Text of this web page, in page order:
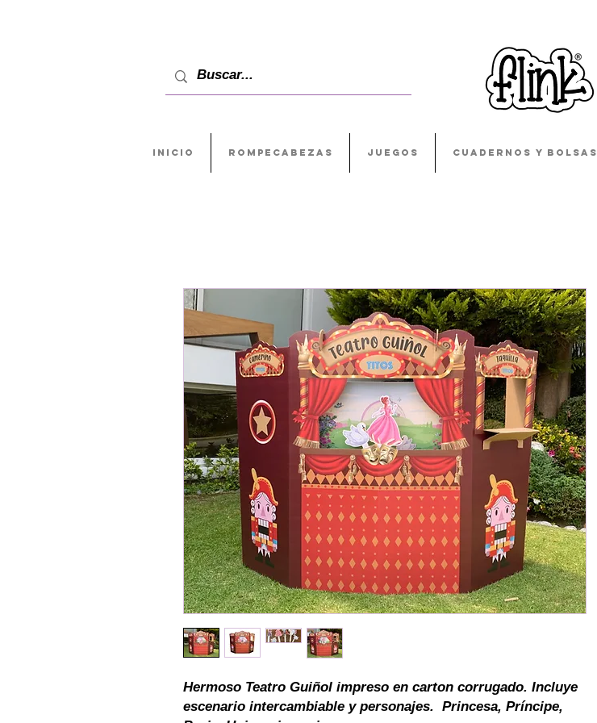
INICIO ROMPECABEZAS JUEGOS CUADERNOS Y BOLSAS
Hermoso Teatro Guiñol impreso en carton corrugado. Incluye
escenario intercambiable y personajes. Princesa, Príncipe,